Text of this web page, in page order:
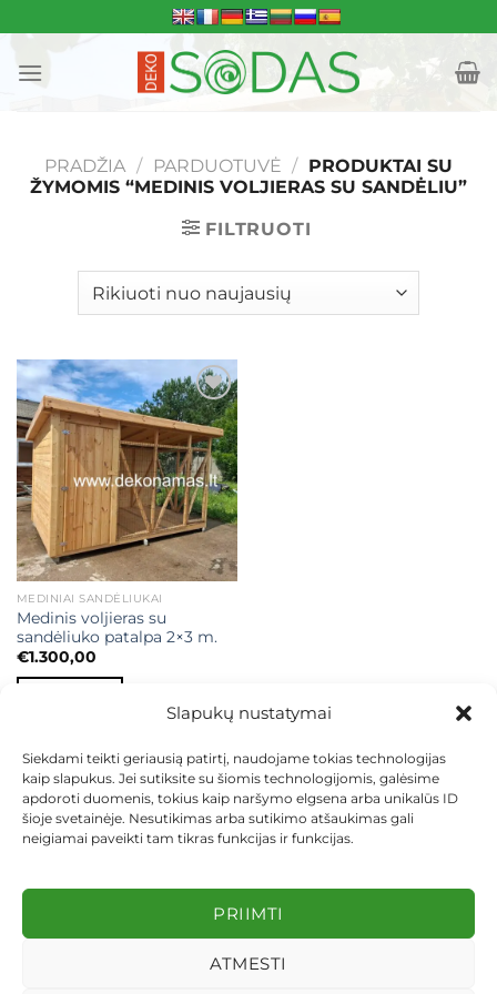
Slapukų nustatymai
Siekdami teikti geriausią patirtį, naudojame tokias technologijas
kaip slapukus. Jei sutiksite su šiomis technologijomis, galėsime
apdoroti duomenis, tokius kaip naršymo elgsena arba unikalūs ID
šioje svetainėje. Nesutikimas arba sutikimo atšaukimas gali
neigiamai paveikti tam tikras funkcijas ir funkcijas.
PRIIMTI
ATMESTI
to
content
PRADŽIA / PARDUOTUVĖ / PRODUKTAI SU
ŽYMOMIS “MEDINIS VOLJIERAS SU SANDĖLIU”
FILTRUOTI
Mėgstamiausias
MEDINIAI SANDĖLIUKAI
Medinis voljieras su
sandėliuko patalpa 2×3 m.
€1.300,00
KEITIMAS IR GRĄŽINIMAS
PRIVATUMO POLITIKA
Visos teisės saugomos 2026 ©dekosodas.lt